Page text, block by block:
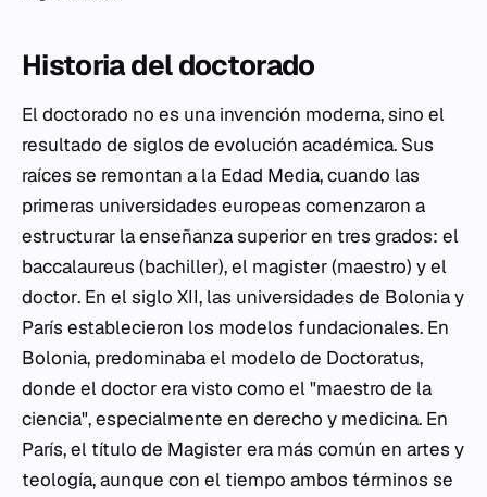
Historia del doctorado
El doctorado no es una invención moderna, sino el
resultado de siglos de evolución académica. Sus
raíces se remontan a la Edad Media, cuando las
primeras universidades europeas comenzaron a
estructurar la enseñanza superior en tres grados: el
baccalaureus (bachiller), el magister(maestro) y el
doctor. En el siglo XII, las universidades de Bolonia y
París establecieron los modelos fundacionales. En
Bolonia, predominaba el modelo de Doctoratus,
donde el doctor era visto como el "maestro de la
ciencia", especialmente en derecho y medicina. En
París, el título de Magisterera más común en artes y
teología, aunque con el tiempo ambos términos se